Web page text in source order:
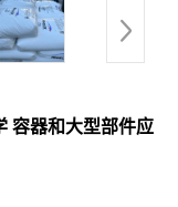
容器和大型部件应